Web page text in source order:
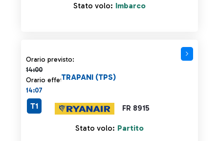
Stato volo: Imbarco
Orario previsto:
14:00
Orario previsto 14:00 barrato
Orario effettivo:
14:07
FR 8915
TRAPANI (TPS)
T1
Stato volo: Partito